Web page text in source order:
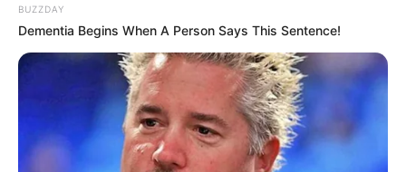
Schloss der Grafen von Erbach-Erbach
Das Schloss ist der Mittelpunkt in der
ehemaligen Residenzstadt Erbach im
Odenwald . Im Schlossmuseum sind
mittelalterliche Waffen und Ritterrüstungen, historische
Schusswaffen, eine Hirschgeweihgalerie, antike
BUZZDAY
Dementia Begins When A Person Says This Sentence!